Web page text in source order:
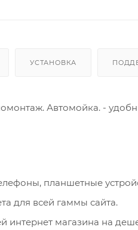
УСТАНОВКА
Автомойка. -
планшетные
для всей гаммы сайта.
интернет магазина на